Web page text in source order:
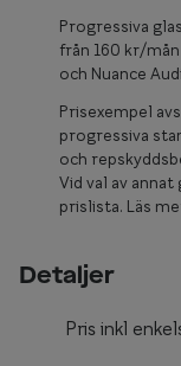
Progressiva
från 160 kr/
och Nuance
Prisexempel
progressiva
och
Vid val av
prislista. Läs
Detaljer
Pris inkl